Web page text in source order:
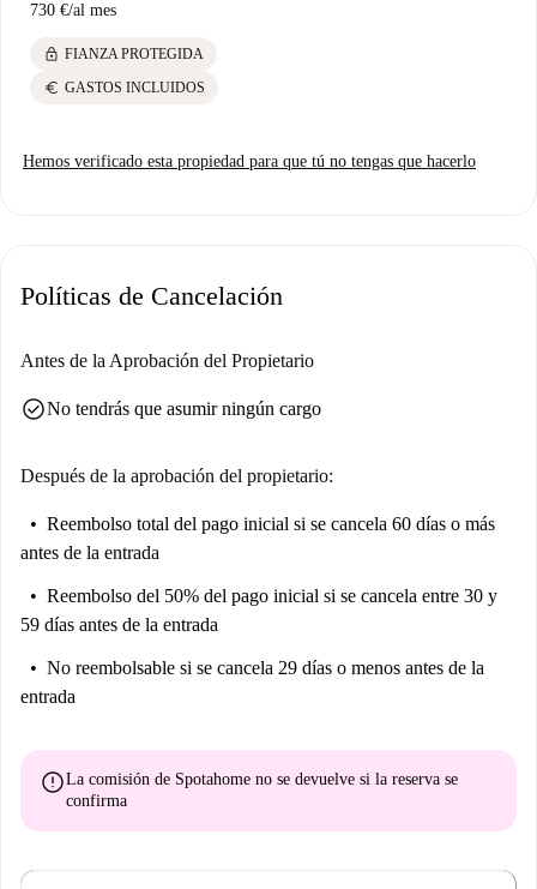
730 €/al mes
lock FIANZA PROTEGIDA
euro GASTOS INCLUIDOS
Hemos verificado esta propiedad para que tú no tengas que hacerlo
Políticas de Cancelación
Antes de la Aprobación del Propietario
check_circleNo tendrás que asumir ningún cargo
Después de la aprobación del propietario:
Reembolso total del pago inicial si se cancela 60 días o más
antes de la entrada
Reembolso del 50% del pago inicial si se cancela entre 30 y
59 días antes de la entrada
No reembolsable si se cancela 29 días o menos antes de la
entrada
errorLa comisión de Spotahome no se devuelve si la reserva se
confirma